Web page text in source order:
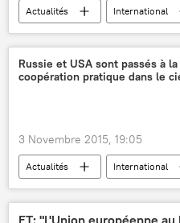
Actualités International
Ayelet Shaked
Raphi
Ilan Rozenkier
Médecins pour les droits de
normes du droit
Russie et USA sont passés à la
coopération pratique dans le
3 Novembre 2015, 19:05
Actualités International
États-Unis
Syrie
Hmeimim
Andreï